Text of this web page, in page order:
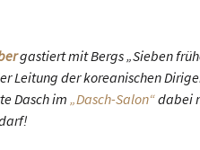
gastiert mit Bergs „Sieben
Leitung der koreanischen
Dasch im „Dasch-Salon“dabei